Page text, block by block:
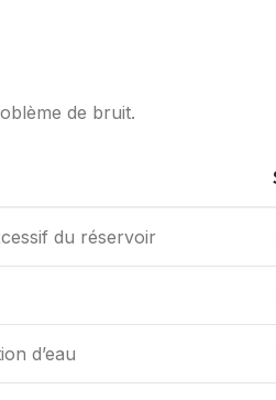
de bruit.
du réservoir
d’eau